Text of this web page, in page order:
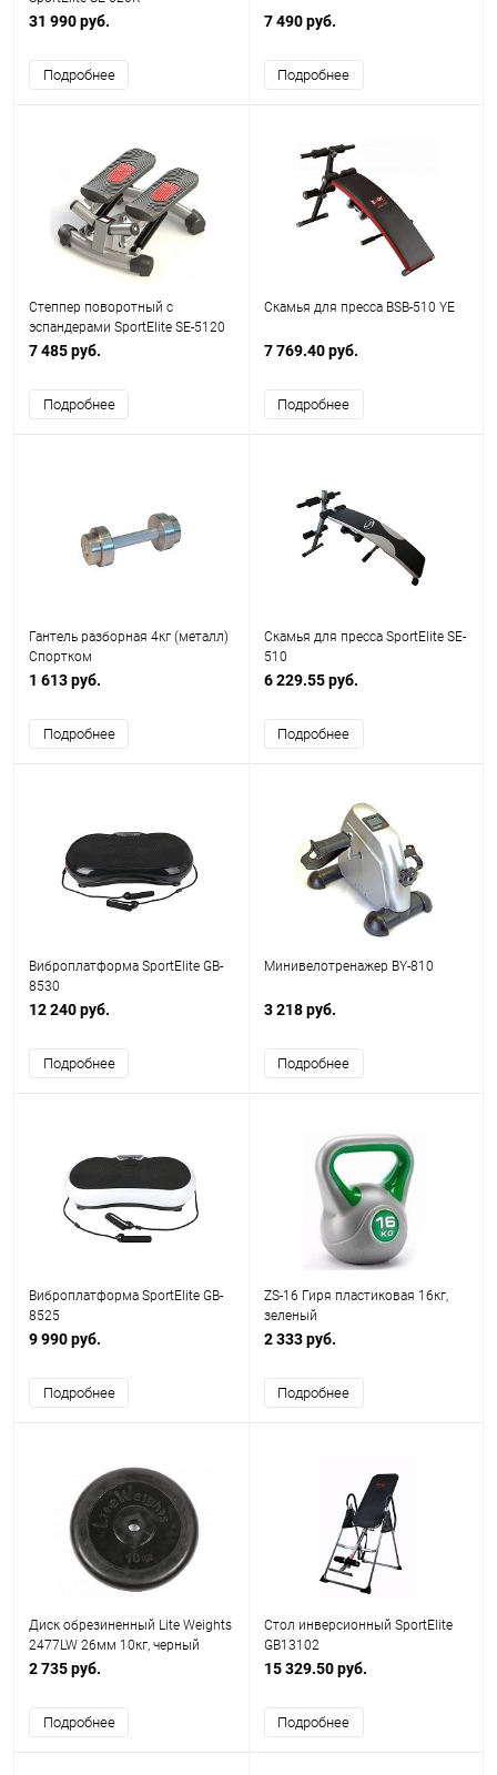
31 990 руб.
Подробнее
7 490 руб.
Подробнее
Степпер поворотный с
эспандерами SportElitе SE-5120
7 485 руб.
Подробнее
Скамья для пресса BSB-510 YE
7 769.40 руб.
Подробнее
Гантель разборная 4кг (металл)
Спортком
1 613 руб.
Подробнее
Cкамья для пресса SportElite SE-
510
6 229.55 руб.
Подробнее
Виброплатформа SportElite GB-
8530
12 240 руб.
Подробнее
Минивелотренажер BY-810
3 218 руб.
Подробнее
Виброплатформа SportElite GB-
8525
9 990 руб.
Подробнее
ZS-16 Гиря пластиковая 16кг,
зеленый
2 333 руб.
Подробнее
Диск обрезиненный Lite Weights
2477LW 26мм 10кг, черный
2 735 руб.
Подробнее
Cтол инверсионный SportElite
GB13102
15 329.50 руб.
Подробнее